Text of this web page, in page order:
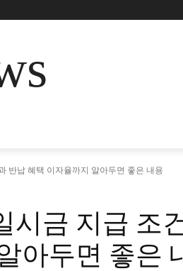
반납 혜택 이자율까지 알아두면 좋은 내용
시금 지급 조
아두면 좋은